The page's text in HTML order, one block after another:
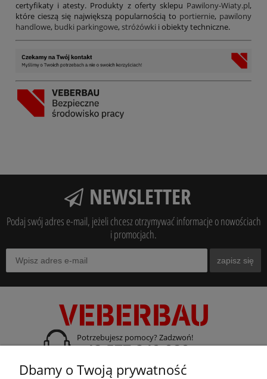
certyfikaty i atesty. Produkty z oferty sklepu Pawilony-Wiaty.pl,
które cieszą się największą popularnością to portiernie, pawilony
handlowe, budki parkingowe, stróżówki i obiekty techniczne.
NEWSLETTER
Podaj swój adres e-mail, jeżeli chcesz otrzymywać informacje o nowościach
i promocjach.
zapisz się
Potrzebujesz pomocy? Zadzwoń!
+48 577 240 080
adres:
Dbamy o Twoją prywatność